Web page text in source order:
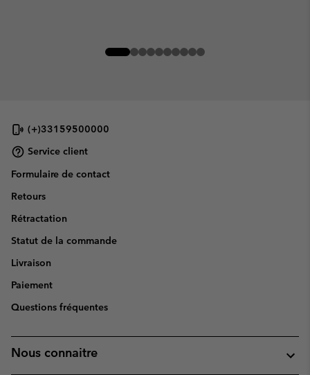
(+)33159500000
Service client
Formulaire de contact
Retours
Rétractation
Statut de la commande
Livraison
Paiement
Questions fréquentes
Nous connaitre